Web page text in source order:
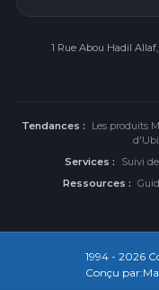
1 Rue Abou Hadil
Tendances : Les produits
Services :
Suivi
Ressources :
1994 - 2026
Conçu par: